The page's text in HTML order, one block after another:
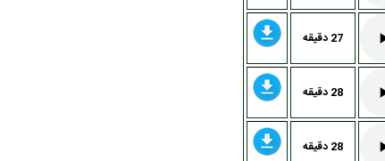
27 دقيقه
28 دقيقه
28 دقيقه